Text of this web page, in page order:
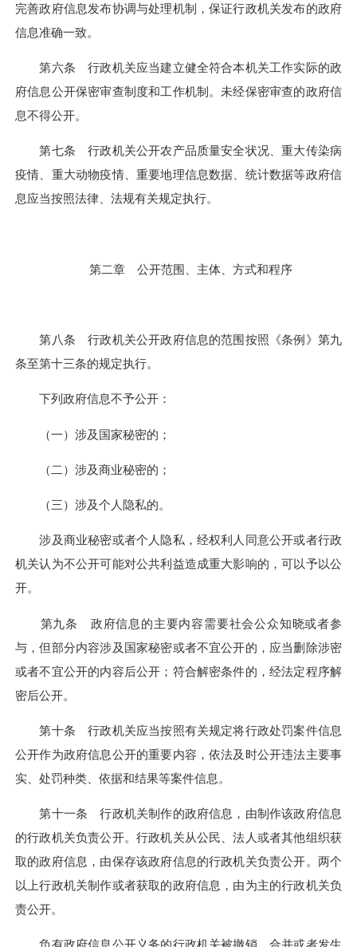
完善政府信息发布协调与处理机制，保证行政机关发布的政府
信息准确一致。
第六条 行政机关应当建立健全符合本机关工作实际的政
府信息公开保密审查制度和工作机制。未经保密审查的政府信
息不得公开。
第七条 行政机关公开农产品质量安全状况、重大传染病
疫情、重大动物疫情、重要地理信息数据、统计数据等政府信
息应当按照法律、法规有关规定执行。
第二章 公开范围、主体、方式和程序
第八条 行政机关公开政府信息的范围按照《条例》第九
条至第十三条的规定执行。
下列政府信息不予公开：
（一）涉及国家秘密的；
（二）涉及商业秘密的；
（三）涉及个人隐私的。
涉及商业秘密或者个人隐私，经权利人同意公开或者行政
机关认为不公开可能对公共利益造成重大影响的，可以予以公
开。
第九条 政府信息的主要内容需要社会公众知晓或者参
与，但部分内容涉及国家秘密或者不宜公开的，应当删除涉密
或者不宜公开的内容后公开；符合解密条件的，经法定程序解
密后公开。
第十条 行政机关应当按照有关规定将行政处罚案件信息
公开作为政府信息公开的重要内容，依法及时公开违法主要事
实、处罚种类、依据和结果等案件信息。
第十一条 行政机关制作的政府信息，由制作该政府信息
的行政机关负责公开。行政机关从公民、法人或者其他组织获
取的政府信息，由保存该政府信息的行政机关负责公开。两个
以上行政机关制作或者获取的政府信息，由为主的行政机关负
责公开。